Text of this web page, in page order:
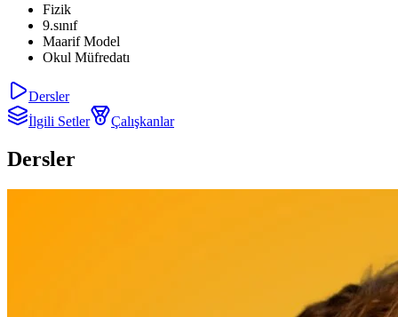
Fizik
9.sınıf
Maarif Model
Okul Müfredatı
Dersler
İlgili Setler
Çalışkanlar
Dersler